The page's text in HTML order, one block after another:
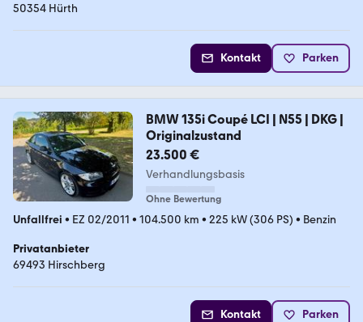
50354 Hürth
Kontakt Parken
BMW 135i Coupé LCI | N55 | DKG |
Originalzustand
23.500 €
Verhandlungsbasis
Ohne Bewertung
Unfallfrei • EZ 02/2011 • 104.500 km • 225 kW (306 PS) • Benzin
Privatanbieter
69493 Hirschberg
Kontakt Parken